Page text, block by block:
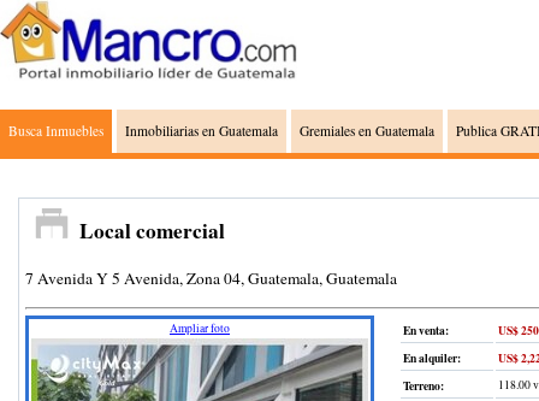
Busca Inmuebles Inmobiliarias en Guatemala Gremiales en Guatemala Publica
Local comercial
7 Avenida Y 5 Avenida, Zona 04, Guatemala, Guatemala
Ampliar foto En venta:
US$
En alquiler:
US$
Terreno: 118.00